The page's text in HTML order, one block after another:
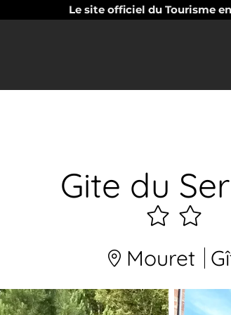
Le site officiel du Tourisme
Gite du
2
étoiles
Mouret